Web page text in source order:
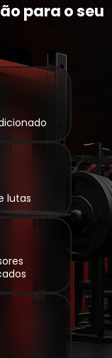
para o seu
lutas